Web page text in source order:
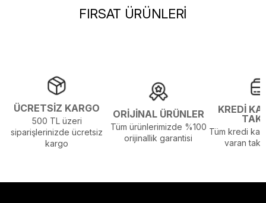
FIRSAT ÜRÜNLERİ
ÜCRETSİZ KARGO
500 TL üzeri
siparişlerinizde ücretsiz
kargo
ORİJİNAL ÜRÜNLER
Tüm ürünlerimizde %100
orijinallik garantisi
KREDİ
Tüm kredi
varan